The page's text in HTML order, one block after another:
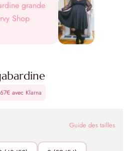
€avec Klarna
Guide des tailles